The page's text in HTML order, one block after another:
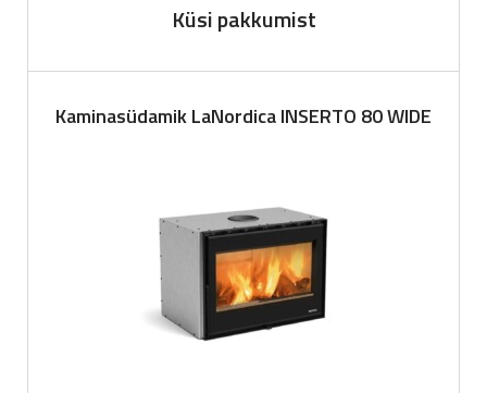
Küsi pakkumist
Kaminasüdamik LaNordica INSERTO 80 WIDE